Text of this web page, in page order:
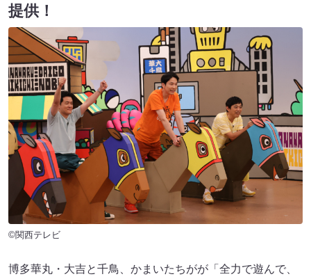
提供！
©関西テレビ
博多華丸・大吉と千鳥、かまいたちがが「全力で遊んで、